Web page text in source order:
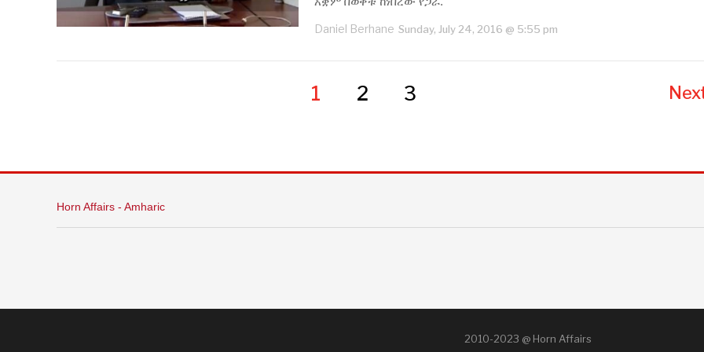
Daniel Berhane Sunday, July 24, 2016 @ 5:55 pm
1 2 3
Horn Affairs - Amharic
2010-2023 @ Horn Affairs